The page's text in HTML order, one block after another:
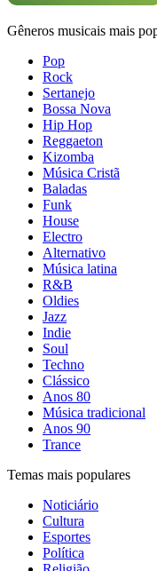
Gêneros musicais mais
Pop
Rock
Sertanejo
Bossa Nova
Hip Hop
Reggaeton
Kizomba
Música Cristã
Baladas
Funk
House
Electro
Alternativo
Música latina
R&B
Oldies
Jazz
Indie
Soul
Techno
Clássico
Anos 80
Música tradicional
Anos 90
Trance
Temas mais populares
Noticiário
Cultura
Esportes
Política